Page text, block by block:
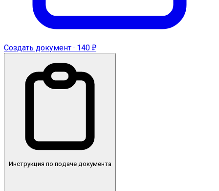
Создать документ · 140 ₽
Инструкция по подаче документа